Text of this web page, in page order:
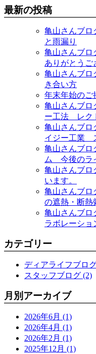
最新の投稿
亀山さんブ
と雨漏り
亀山さんブ
ありがとうご
亀山さんブ
き合い方
年末年始の
亀山さんブ
ー工法 レク
亀山さんブ
イジー工業
亀山さんブ
ム 今後のラ
亀山さんブ
います。
亀山さんブ
の遮熱・断熱
亀山さんブ
ラボレーシ
カテゴリー
ディアライフブロ
スタッフブログ (2)
月別アーカイブ
2026年6月 (1)
2026年4月 (1)
2026年2月 (1)
2025年12月 (1)